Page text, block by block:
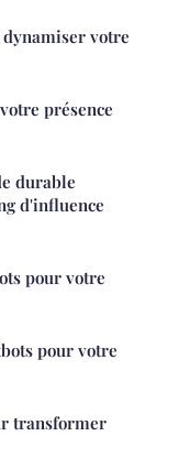
votre
présence
durable
d'influence
pour votre
pour votre
transformer